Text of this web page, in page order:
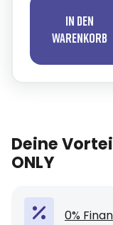
In den
Warenkorb
Deine
ONLY
0%